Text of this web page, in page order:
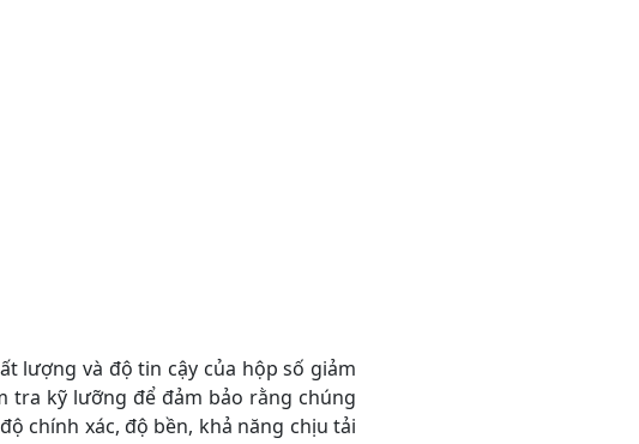
lượng và độ tin cậy của hộp số giảm
tra kỹ lưỡng để đảm bảo rằng chúng
chính xác, độ bền, khả năng chịu tải